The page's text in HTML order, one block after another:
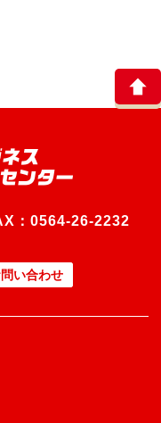
：0564-26-2232
い合わせ